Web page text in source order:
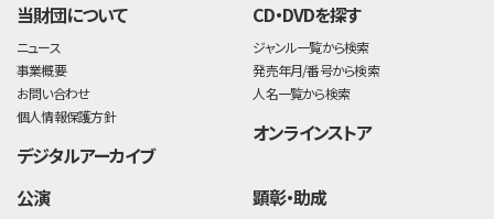
当財団について
ニュース
事業概要
お問い合わせ
個人情報保護方針
デジタルアーカイブ
CD・DVDを探す
ジャンル一覧から検索
発売年月/番号から検索
人名一覧から検索
オンラインストア
公演 顕彰・助成